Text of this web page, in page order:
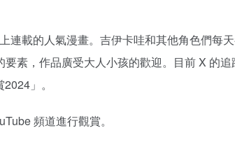
連載的人氣漫畫。吉伊卡哇和其他角色們每
素，作品廣受大人小孩的歡迎。目前 X 的追
」。
頻道進行觀賞。